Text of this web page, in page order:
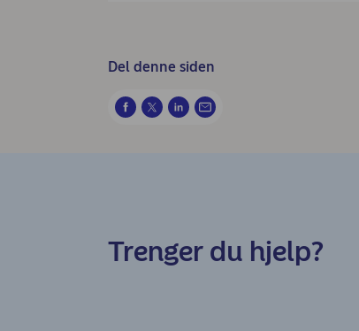
Del denne siden
Trenger du hjelp?